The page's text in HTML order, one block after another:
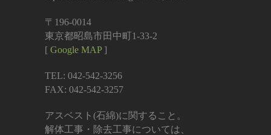
〒196-0014
東京都昭島市田中町1-33-2
[ Google MAP]
TEL: 042-542-3256
FAX: 042-542-3257
アスベスト(石綿)に関すること。
解体工事・除去工事については、